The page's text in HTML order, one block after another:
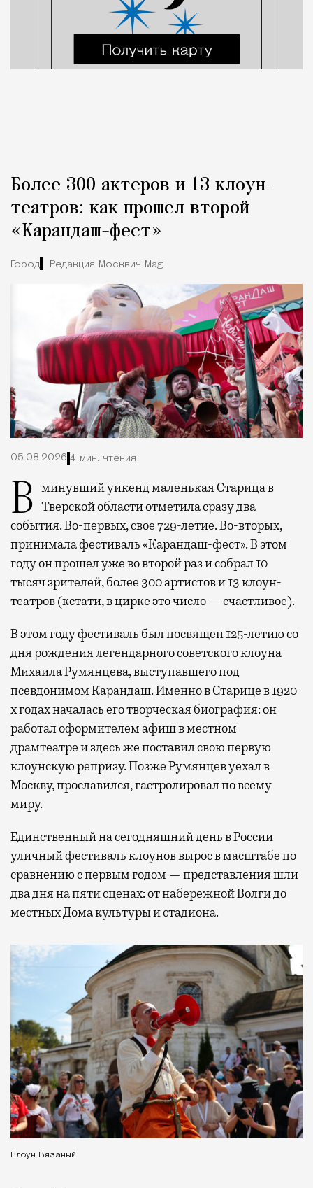
Более 300 актеров и 13 клоун-
театров: как прошел второй
«Карандаш-фест»
Город Редакция Москвич Mag
05.08.2026 4 мин. чтения
В минувший уикенд маленькая Старица в Тверской области отметила сразу два
события. Во-первых, свое 729-летие. Во-вторых,
принимала фестиваль «Карандаш-фест». В этом
году он прошел уже во второй раз и собрал 10
тысяч зрителей, более 300 артистов и 13 клоун-
театров (кстати, в цирке это число — счастливое).
В этом году фестиваль был посвящен 125-летию со
дня рождения легендарного советского клоуна
Михаила Румянцева, выступавшего под
псевдонимом Карандаш. Именно в Старице в 1920-
х годах началась его творческая биография: он
работал оформителем афиш в местном
драмтеатре и здесь же поставил свою первую
клоунскую репризу. Позже Румянцев уехал в
Москву, прославился, гастролировал по всему
миру.
Единственный на сегодняшний день в России
уличный фестиваль клоунов вырос в масштабе по
сравнению с первым годом — представления шли
два дня на пяти сценах: от набережной Волги до
местных Дома культуры и стадиона.
Клоун Вязаный